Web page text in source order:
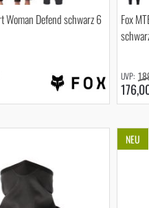
Woman Defend schwarz 6
Fox
NEU